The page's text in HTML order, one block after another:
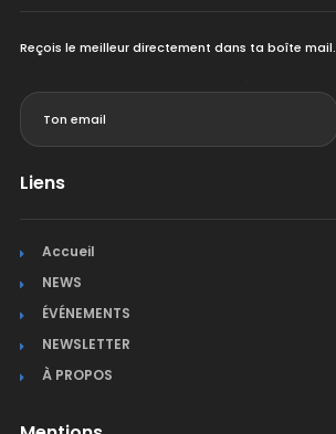
Reçois le meilleur directement dans ta boîte mail.
Liens
Accueil
NEWS
ÉVÉNEMENTS
NEWSLETTER
À PROPOS